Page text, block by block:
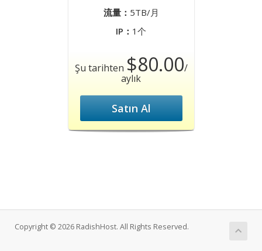
流量： 5TB/月
IP： 1个
Şu tarihten $80.00/
aylık
Satın Al
Copyright © 2026 RadishHost. All Rights Reserved.